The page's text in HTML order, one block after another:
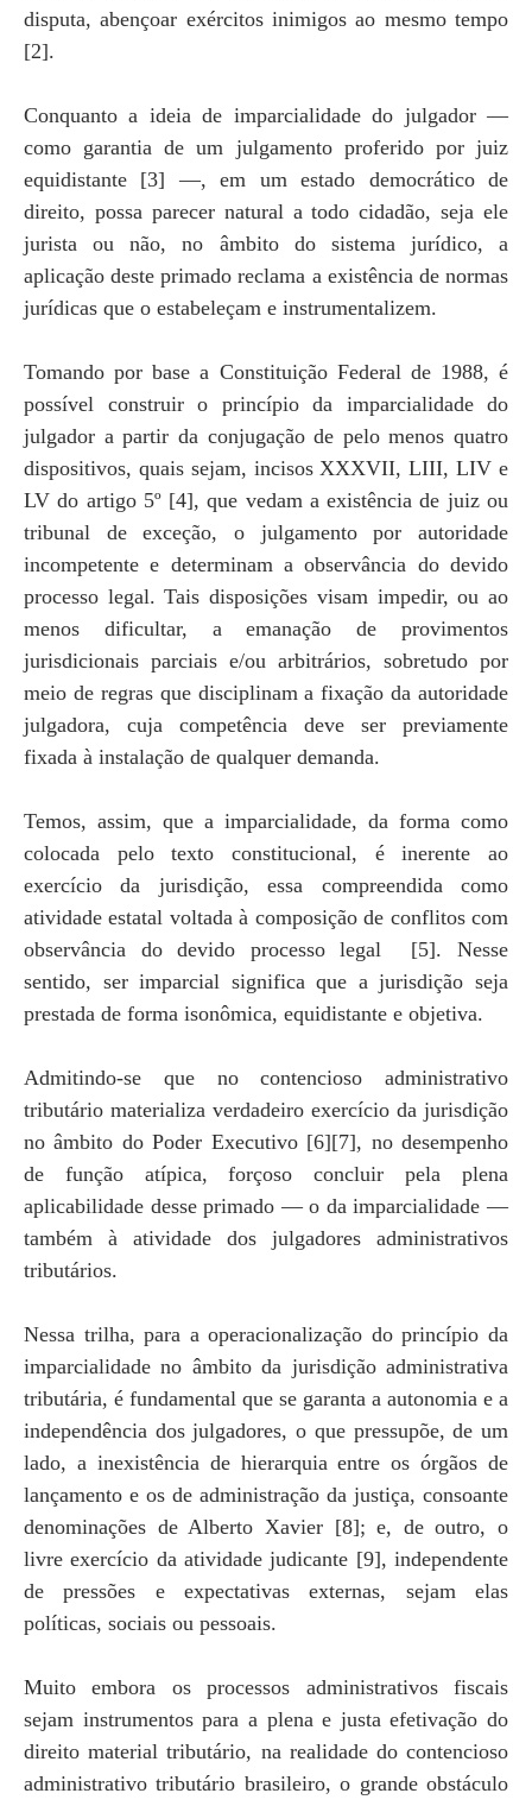
disputa, abençoar exércitos inimigos ao mesmo tempo
[2].
Conquanto a ideia de imparcialidade do julgador —
como garantia de um julgamento proferido por juiz
equidistante [3] —, em um estado democrático de
direito, possa parecer natural a todo cidadão, seja ele
jurista ou não, no âmbito do sistema jurídico, a
aplicação deste primado reclama a existência de normas
jurídicas que o estabeleçam e instrumentalizem.
Tomando por base a Constituição Federal de 1988, é
possível construir o princípio da imparcialidade do
julgador a partir da conjugação de pelo menos quatro
dispositivos, quais sejam, incisos XXXVII, LIII, LIV e
LV do artigo 5º [4], que vedam a existência de juiz ou
tribunal de exceção, o julgamento por autoridade
incompetente e determinam a observância do devido
processo legal. Tais disposições visam impedir, ou ao
menos dificultar, a emanação de provimentos
jurisdicionais parciais e/ou arbitrários, sobretudo por
meio de regras que disciplinam a fixação da autoridade
julgadora, cuja competência deve ser previamente
fixada à instalação de qualquer demanda.
Temos, assim, que a imparcialidade, da forma como
colocada pelo texto constitucional, é inerente ao
exercício da jurisdição, essa compreendida como
atividade estatal voltada à composição de conflitos com
observância do devido processo legal [5]. Nesse
sentido, ser imparcial significa que a jurisdição seja
prestada de forma isonômica, equidistante e objetiva.
Admitindo-se que no contencioso administrativo
tributário materializa verdadeiro exercício da jurisdição
no âmbito do Poder Executivo [6][7], no desempenho
de função atípica, forçoso concluir pela plena
aplicabilidade desse primado — o da imparcialidade —
também à atividade dos julgadores administrativos
tributários.
Nessa trilha, para a operacionalização do princípio da
imparcialidade no âmbito da jurisdição administrativa
tributária, é fundamental que se garanta a autonomia e a
independência dos julgadores, o que pressupõe, de um
lado, a inexistência de hierarquia entre os órgãos de
lançamento e os de administração da justiça, consoante
denominações de Alberto Xavier [8]; e, de outro, o
livre exercício da atividade judicante [9], independente
de pressões e expectativas externas, sejam elas
políticas, sociais ou pessoais.
Muito embora os processos administrativos fiscais
sejam instrumentos para a plena e justa efetivação do
direito material tributário, na realidade do contencioso
administrativo tributário brasileiro, o grande obstáculo